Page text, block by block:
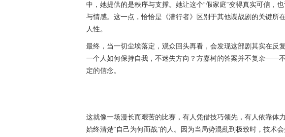
中，她提供的是秩序与支撑。她让这个“假家庭”变得真实可信，
与情感。这一点，恰恰是《潜行者》区别于其他谍战剧的关键
人性。
最终，当一切尘埃落定，观众回头再看，会发现这部剧其实在反
一个人如何保持自我，不迷失方向？方嘉树的答案并不复杂——
定的信念。
这就像一场漫长而艰苦的比赛，有人凭借技巧领先，有人依靠体
始终清楚“自己为何而战”的人。因为当局势混乱到极致时，技术